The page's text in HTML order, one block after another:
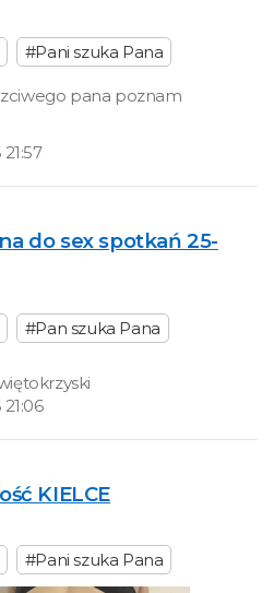
#Pani szuka Pana
pana poznam
do sex spotkań 25-
#Pan szuka Pana
KIELCE
#Pani szuka Pana